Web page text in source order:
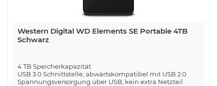
Western Digital WD Elements SE Portable 4TB
Schwarz
4 TB Speicherkapazität
USB 3.0 Schnittstelle, abwärtskompatibel mit USB 2.0
Spannungsversorgung über USB, kein extra Netzteil